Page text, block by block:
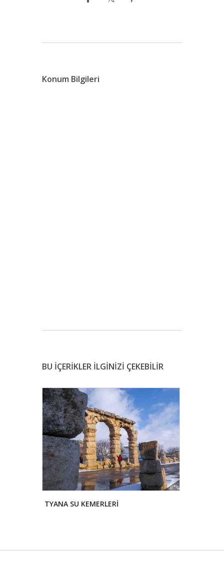
Konum Bilgileri
BU İÇERİKLER İLGİNİZİ ÇEKEBİLİR
TYANA SU KEMERLERİ